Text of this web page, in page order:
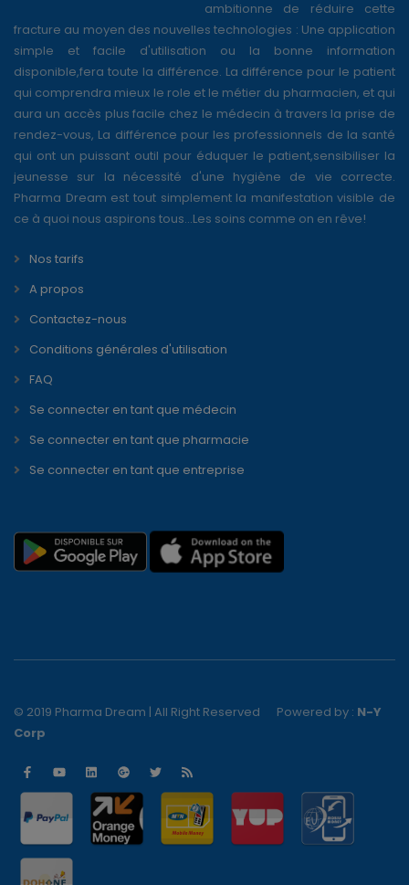
ambitionne de réduire cette
fracture au moyen des nouvelles technologies : Une application
simple et facile d'utilisation ou la bonne information
disponible,fera toute la différence. La différence pour le patient
qui comprendra mieux le role et le métier du pharmacien, et qui
aura un accès plus facile chez le médecin à travers la prise de
rendez-vous, La différence pour les professionnels de la santé
qui ont un puissant outil pour éduquer le patient,sensibiliser la
jeunesse sur la nécessité d'une hygiène de vie correcte.
Pharma Dream est tout simplement la manifestation visible de
ce à quoi nous aspirons tous...Les soins comme on en rêve!
Nos tarifs
A propos
Contactez-nous
Conditions générales d'utilisation
FAQ
Se connecter en tant que médecin
Se connecter en tant que pharmacie
Se connecter en tant que entreprise
© 2019 Pharma Dream | All Right Reserved Powered by : N-Y
Corp